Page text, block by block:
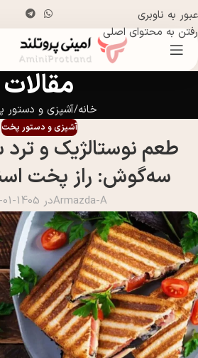
عبور به ناوبری
رفتن به محتوای اصلی
مقالات
خانه آشپزی و
آشپزی و دستور پخت
طعم نوستالژیک و
سه‌گوش: راز پخت
Armazda-Aدر 1405-01-25